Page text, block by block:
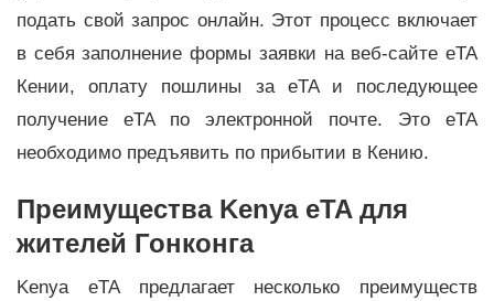
подать свой запрос онлайн. Этот процесс включает
в себя заполнение формы заявки на веб-сайте eTA
Кении, оплату пошлины за eTA и последующее
получение eTA по электронной почте. Это eTA
необходимо предъявить по прибытии в Кению.
Преимущества Kenya eTA для
жителей Гонконга
Kenya eTA предлагает несколько преимуществ